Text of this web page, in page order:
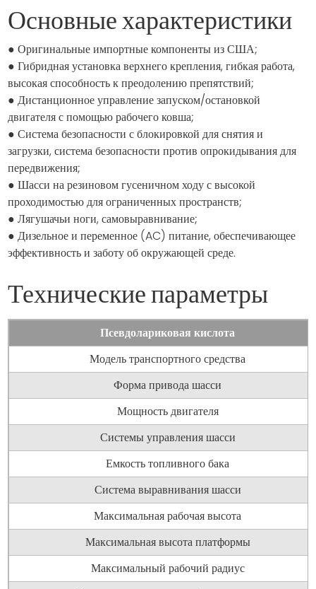
Основные характеристики
● Оригинальные импортные компоненты из США;
● Гибридная установка верхнего крепления, гибкая работа,
высокая способность к преодолению препятствий;
● Дистанционное управление запуском/остановкой
двигателя с помощью рабочего ковша;
● Система безопасности с блокировкой для снятия и
загрузки, система безопасности против опрокидывания для
передвижения;
● Шасси на резиновом гусеничном ходу с высокой
проходимостью для ограниченных пространств;
● Лягушачьи ноги, самовыравнивание;
● Дизельное и переменное (AC) питание, обеспечивающее
эффективность и заботу об окружающей среде.
Технические параметры
Псевдолариковая кислота
Модель транспортного средства
Форма привода шасси
Мощность двигателя
Системы управления шасси
Емкость топливного бака
Система выравнивания шасси
Максимальная рабочая высота
Максимальная высота платформы
Максимальный рабочий радиус